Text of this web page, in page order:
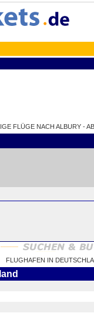
FLÜGE NACH ALBURY -
FLUGHAFEN IN